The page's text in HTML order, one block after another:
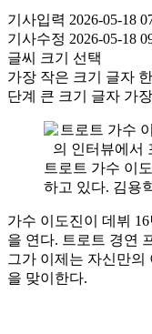
기사입력 2026-05-18
기사수정 2026-05-18
글씨 크기 선택
가장 작은 크기 글자
단계 큰 크기 글자 가
트로트 가수 이
하고 있다. 김용
가수 이도진이 데뷔
을 연다. 트로트 경연
그가 이제는 자신만의
을 맞이한다.